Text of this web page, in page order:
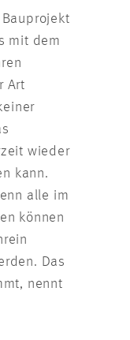
mit dem
Art
wieder
kann.
alle im
können
Das
nennt